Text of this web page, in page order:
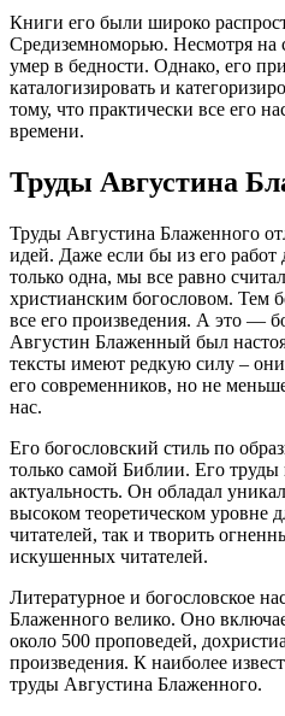
Книги его были широко
Средиземноморью. Несмотря на
умер в бедности. Однако, его
каталогизировать и
тому, что практически все его
времени.
Труды Августина
Труды Августина Блаженного
идей. Даже если бы из его
только одна, мы все равно
христианским богословом. Тем
все его произведения. А это —
Августин Блаженный был
тексты имеют редкую силу –
его современников, но не
нас.
Его богословский стиль по
только самой Библии. Его
актуальность. Он обладал
высоком теоретическом уровне
читателей, так и творить
искушенных читателей.
Литературное и богословское
Блаженного велико. Оно
около 500 проповедей,
произведения. К наиболее
труды Августина Блаженного.